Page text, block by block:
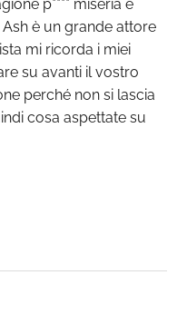
p**** miseria è
è un grande attore
mi ricorda i miei
su avanti il vostro
perché non si lascia
cosa aspettate su